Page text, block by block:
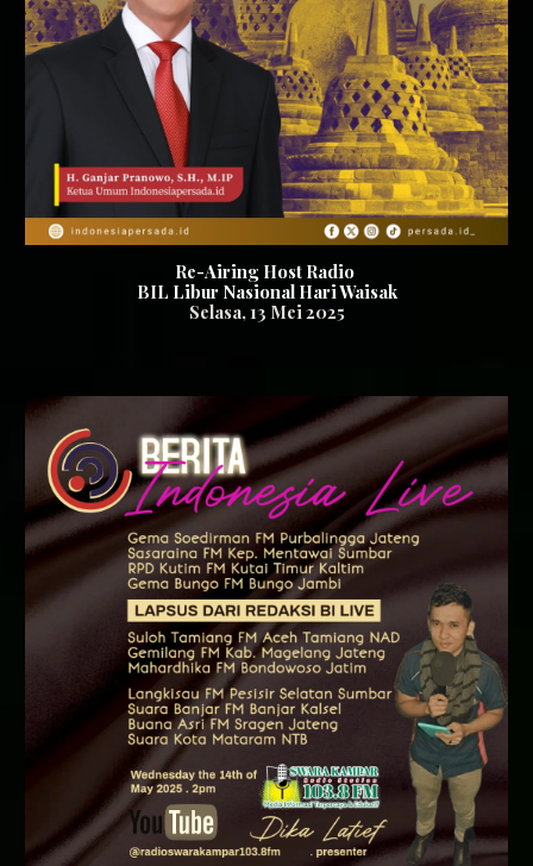
Re-Airing Host Radio
BIL Libur Nasional Hari Waisak
Selasa, 13 Mei 2025